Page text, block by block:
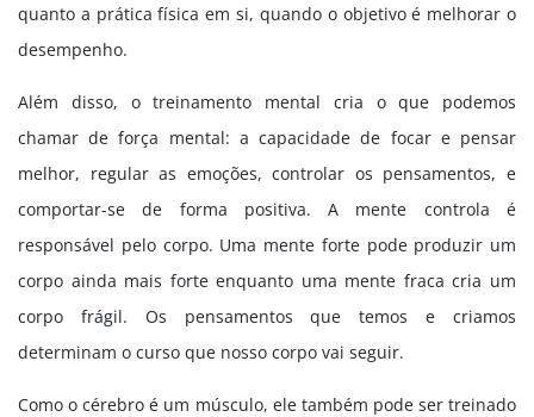
quanto a prática física em si, quando o objetivo é melhorar o
desempenho.
Além disso, o treinamento mental cria o que podemos
chamar de força mental: a capacidade de focar e pensar
melhor, regular as emoções, controlar os pensamentos, e
comportar-se de forma positiva. A mente controla é
responsável pelo corpo. Uma mente forte pode produzir um
corpo ainda mais forte enquanto uma mente fraca cria um
corpo frágil. Os pensamentos que temos e criamos
determinam o curso que nosso corpo vai seguir.
Como o cérebro é um músculo, ele também pode ser treinado